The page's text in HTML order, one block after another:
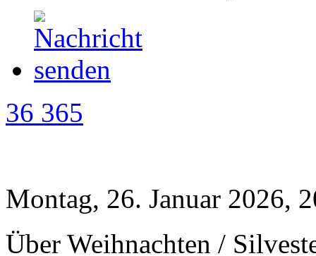
36 365
Montag, 26. Januar 2026,
Über Weihnachten /